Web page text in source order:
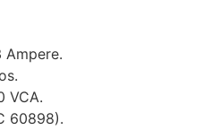
Ampere.
VCA.
60898).